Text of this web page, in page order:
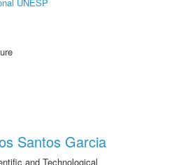
Santos Garcia
and Technological